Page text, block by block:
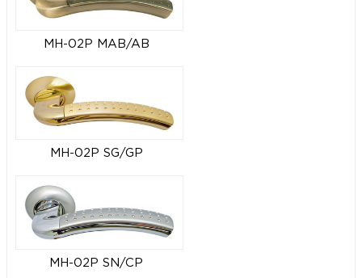
MH-02P MAB/AB
MH-02P SG/GP
MH-02P SN/CP